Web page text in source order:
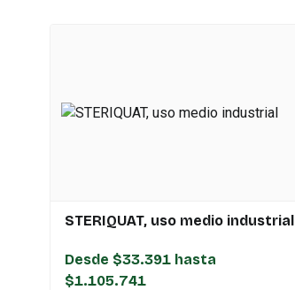
STERIQUAT, uso medio industrial
Desde $33.391 hasta
$1.105.741